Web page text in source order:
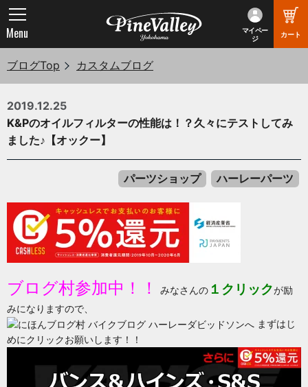
マイペー
ジ
カート
Menu
ブログTop カスタムブログ
2019.12.25
K&Pのオイルフィルターの性能は！？久々にテストしてみ
ました♪【オックー】
パーツショップ ハーレーパーツ
ブログ村参加中！！ みなさんの １クリックが励
みになりますので、
まずはじ
めにクリックお願いします！！